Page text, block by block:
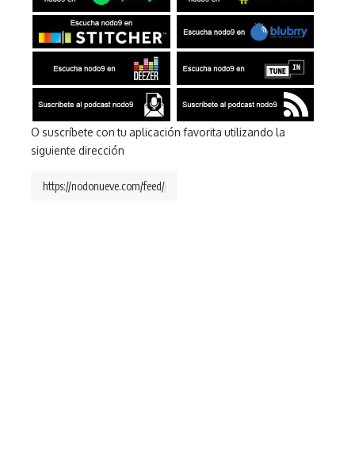
O suscríbete con tu aplicación favorita utilizando la
siguiente dirección